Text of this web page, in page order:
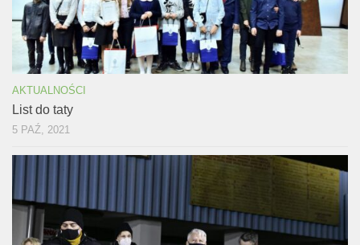
AKTUALNOŚCI
List do taty
5 PAŹ, 2021